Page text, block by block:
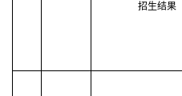
招生结果